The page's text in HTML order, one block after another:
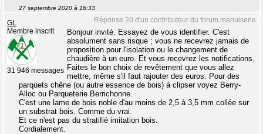
27 septembre 2020 à 16:33
Réponse 20 d'un contributeur du forum menuiserie
GL
Membre inscrit
31 946 messages
Bonjour invité. Essayez de vous identifier. C'est
absolument sans risque ; vous ne recevrez jamais de
proposition pour l'isolation ou le changement de
chaudière à un euro. Et vous recevrez les notifications.
Faites le bon choix de revêtement que vous allez
mettre, même s'il faut rajouter des euros. Pour des
parquets chêne (ou autre essence de bois) à clipser voyez Berry-
Alloc ou Parqueterie Berrichonne.
C'est une lame de bois noble d'au moins de 2,5 à 3,5 mm collée sur
un substrat bois. Comme du vrai.
Et ce n'est pas du stratifié imitation bois.
Cordialement.